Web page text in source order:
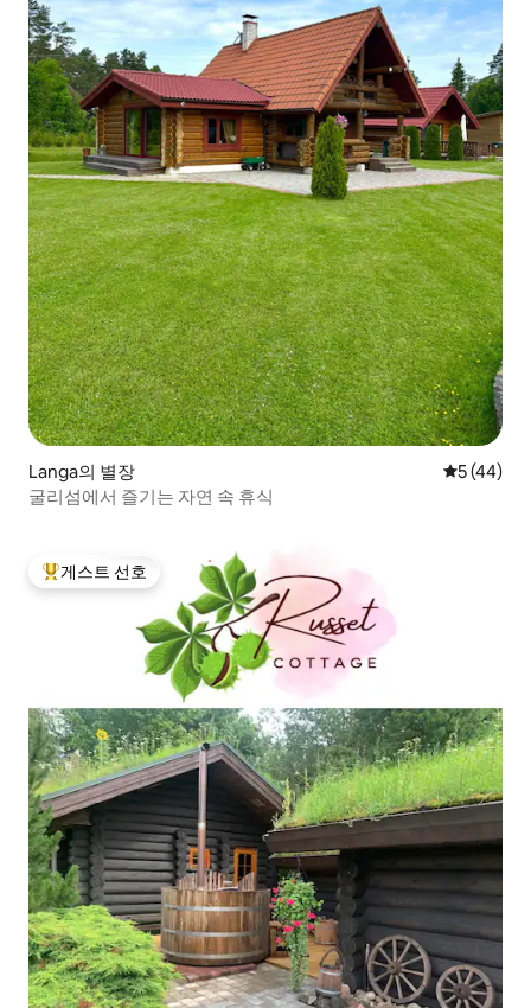
Langa의 별장 평점 5점(5
5 (44)
굴리섬에서 즐기는 자연 속 휴식
상위 게스트 선호
게스트 선호